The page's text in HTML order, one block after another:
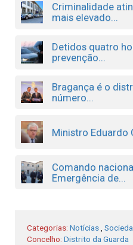
Criminalidade
mais elevado...
Detidos quatro
prevenção...
Bragança é o
número...
Ministro Eduardo
Comando
Emergência de...
Categorias: Notícias
Concelho: Distrito da Guarda